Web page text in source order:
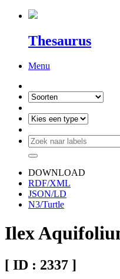
Thesaurus
Menu
DOWNLOAD
RDF/XML
JSON/LD
N3/Turtle
Ilex
[ ID : 2337 ]